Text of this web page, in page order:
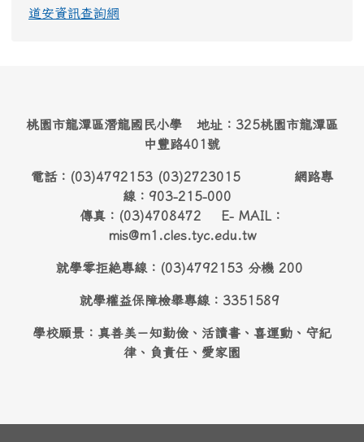
道安資訊查詢網
桃園市龍潭區潛龍國民小學 地址：325桃園市龍潭區
中豐路401號
電話：(03)4792153 (03)2723015 網路專
線：903-215-000
傳真：(03)4708472 E- MAIL：
mis@m1.cles.tyc.edu.tw
就學零拒絶專線：(03)4792153 分機 200
就學權益保障檢舉專線：3351589
學校願景：真善美－知勤儉、活讀書、喜運動、守紀
律、負責任、愛家園